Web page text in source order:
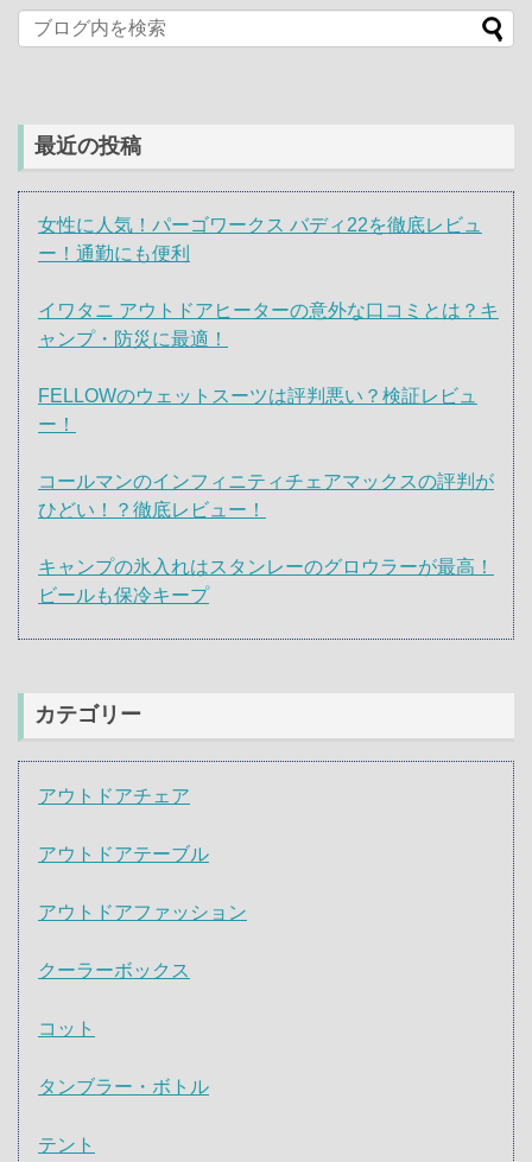
最近の投稿
女性に人気！パーゴワークス バディ22を徹底レビュ
ー！通勤にも便利
イワタニ アウトドアヒーターの意外な口コミとは？キ
ャンプ・防災に最適！
FELLOWのウェットスーツは評判悪い？検証レビュ
ー！
コールマンのインフィニティチェアマックスの評判が
ひどい！？徹底レビュー！
キャンプの氷入れはスタンレーのグロウラーが最高！
ビールも保冷キープ
カテゴリー
アウトドアチェア
アウトドアテーブル
アウトドアファッション
クーラーボックス
コット
タンブラー・ボトル
テント